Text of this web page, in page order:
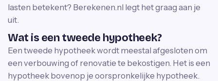
lasten betekent? Berekenen.nl legt het graag aan je
uit.
Wat is een tweede hypotheek?
Een tweede hypotheek wordt meestal afgesloten om
een verbouwing of renovatie te bekostigen. Het is een
hypotheek bovenop je oorspronkelijke hypotheek.